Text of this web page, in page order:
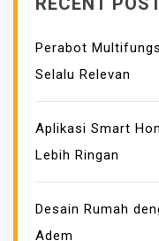
Perabot
Selalu Relevan
Aplikasi Smart
Lebih Ringan
Desain Rumah
Adem